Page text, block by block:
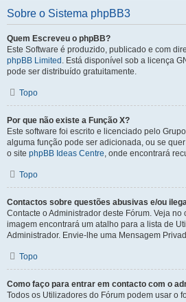
Sobre o Sistema phpBB3
Quem Escreveu o phpBB?
Este Software é produzido, publicado e com
phpBB Limited . Está disponível sob a licença
pode ser distribuído gratuitamente.
Topo
Por que não existe a Função X?
Este software foi escrito e licenciado pelo
alguma função pode ser adicionada, ou se
o site phpBB Ideas Centre, onde encontrará
Topo
Contactos sobre questões abusivas e/ou
Contacte o Administrador deste Fórum. Veja
imagem encontrará um atalho para a lista de
Administrador. Envie-lhe uma Mensagem
Topo
Como faço para entrar em contacto com o
Todos os Utilizadores do Fórum podem usar o